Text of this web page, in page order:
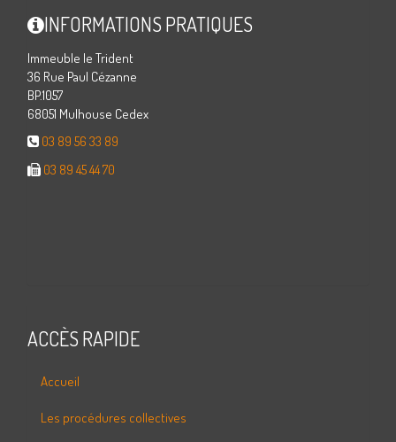
INFORMATIONS PRATIQUES
Immeuble le Trident
36 Rue Paul Cézanne
BP.1057
68051 Mulhouse Cedex
03 89 56 33 89
03 89 45 44 70
ACCÈS RAPIDE
Accueil
Les procédures collectives